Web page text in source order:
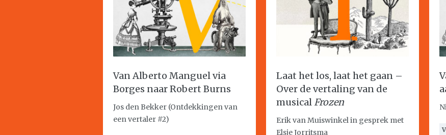
Van Alberto Manguel via
Borges naar Robert Burns
Jos den Bekker (Ontdekkingen van
een vertaler #2)
Laat het los, laat het gaan –
Over de vertaling van de
musical Frozen
Erik van Muiswinkel in gesprek met
Elsje Jorritsma